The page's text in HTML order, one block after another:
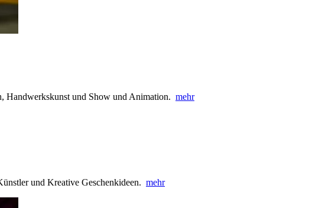
Handwerkskunst und Show und Animation. mehr
und Kreative Geschenkideen. mehr